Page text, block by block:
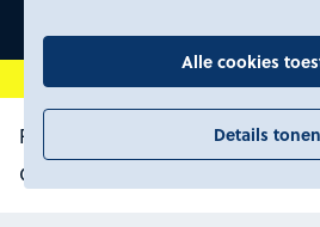
Alle cookies
Details tonen
Proclaimer en toegankelijkheid
Certificeringen